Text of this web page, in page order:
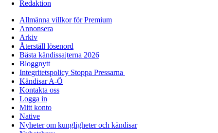
Redaktion
Allmänna villkor för Premium
Annonsera
Arkiv
Återställ lösenord
Bästa kändissajterna 2026
Bloggnytt
Integritetspolicy Stoppa Pressarna
Kändisar A-Ö
Kontakta oss
Logga in
Mitt konto
Native
Nyheter om kungligheter och kändisar